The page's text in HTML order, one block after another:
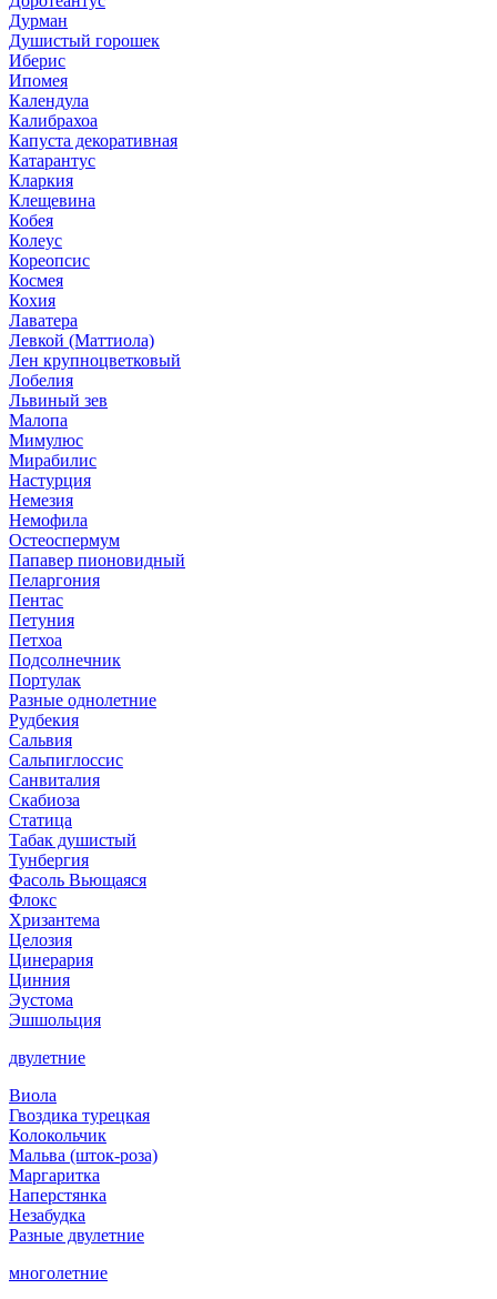
Дурман
Душистый горошек
Иберис
Ипомея
Календула
Калибрахоа
Капуста декоративная
Катарантус
Кларкия
Клещевина
Кобея
Колеус
Кореопсис
Космея
Кохия
Лаватера
Левкой (Маттиола)
Лен крупноцветковый
Лобелия
Львиный зев
Малопа
Мимулюс
Мирабилис
Настурция
Немезия
Немофила
Остеоспермум
Папавер пионовидный
Пеларгония
Пентас
Петуния
Петхоа
Подсолнечник
Портулак
Разные однолетние
Рудбекия
Сальвия
Сальпиглоссис
Санвиталия
Скабиоза
Статица
Табак душистый
Тунбергия
Фасоль Вьющаяся
Флокс
Хризантема
Целозия
Цинерария
Цинния
Эустома
Эшшольция
двулетние
Виола
Гвоздика турецкая
Колокольчик
Мальва (шток-роза)
Маргаритка
Наперстянка
Незабудка
Разные двулетние
многолетние